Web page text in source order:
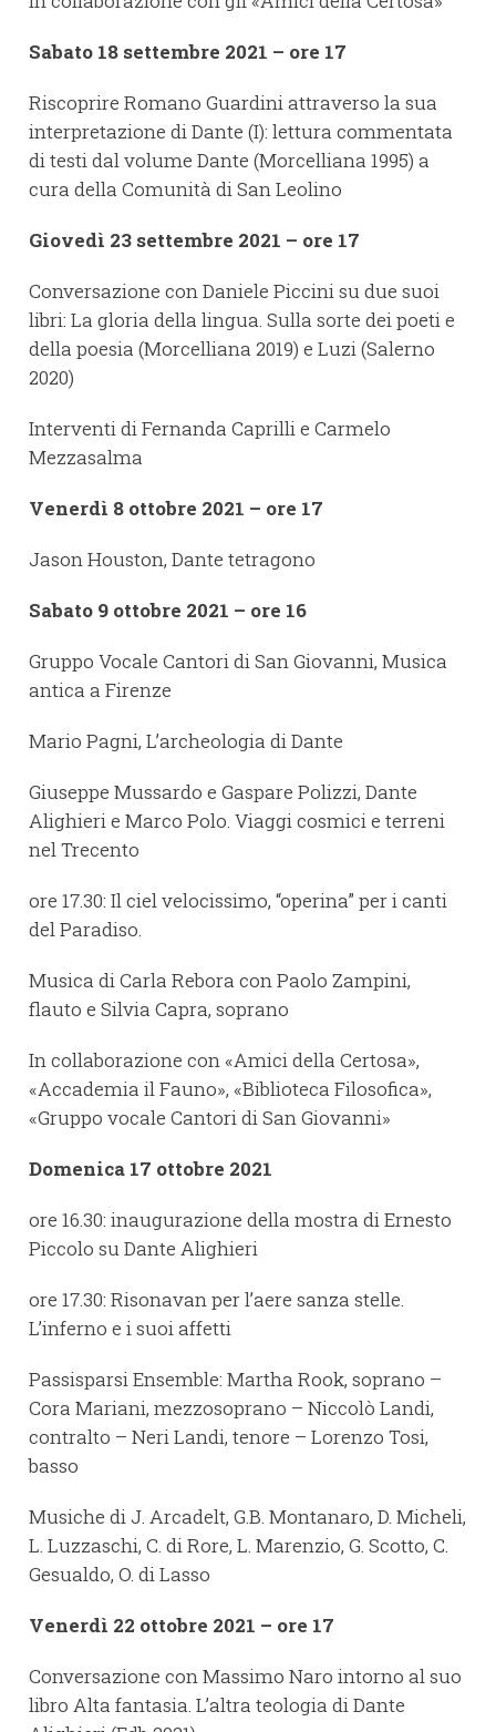
Sabato 18 settembre 2021 – ore 17
Riscoprire Romano Guardini attraverso la sua
interpretazione di Dante (I): lettura commentata
di testi dal volume Dante (Morcelliana 1995) a
cura della Comunità di San Leolino
Giovedì 23 settembre 2021 – ore 17
Conversazione con Daniele Piccini su due suoi
libri: La gloria della lingua. Sulla sorte dei poeti e
della poesia (Morcelliana 2019) e Luzi (Salerno
2020)
Interventi di Fernanda Caprilli e Carmelo
Mezzasalma
Venerdì 8 ottobre 2021 – ore 17
Jason Houston, Dante tetragono
Sabato 9 ottobre 2021 – ore 16
Gruppo Vocale Cantori di San Giovanni, Musica
antica a Firenze
Mario Pagni, L’archeologia di Dante
Giuseppe Mussardo e Gaspare Polizzi, Dante
Alighieri e Marco Polo. Viaggi cosmici e terreni
nel Trecento
ore 17.30: Il ciel velocissimo, “operina” per i canti
del Paradiso.
Musica di Carla Rebora con Paolo Zampini,
flauto e Silvia Capra, soprano
In collaborazione con «Amici della Certosa»,
«Accademia il Fauno», «Biblioteca Filosofica»,
«Gruppo vocale Cantori di San Giovanni»
Domenica 17 ottobre 2021
ore 16.30: inaugurazione della mostra di Ernesto
Piccolo su Dante Alighieri
ore 17.30: Risonavan per l’aere sanza stelle.
L’inferno e i suoi affetti
Passisparsi Ensemble: Martha Rook, soprano –
Cora Mariani, mezzosoprano – Niccolò Landi,
contralto – Neri Landi, tenore – Lorenzo Tosi,
basso
Musiche di J. Arcadelt, G.B. Montanaro, D. Micheli,
L. Luzzaschi, C. di Rore, L. Marenzio, G. Scotto, C.
Gesualdo, O. di Lasso
Venerdì 22 ottobre 2021 – ore 17
Conversazione con Massimo Naro intorno al suo
libro Alta fantasia. L’altra teologia di Dante